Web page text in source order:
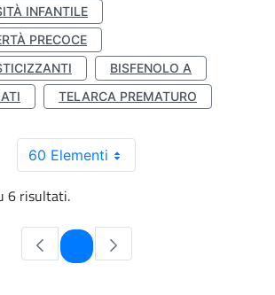
INFANTILE
PRECOCE
BISFENOLO A
TELARCA PREMATURO
60 Elementi
6 risultati.
Pagina